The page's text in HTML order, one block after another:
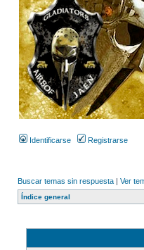
Identificarse Registrarse
Buscar temas sin respuesta | Ver
Índice general